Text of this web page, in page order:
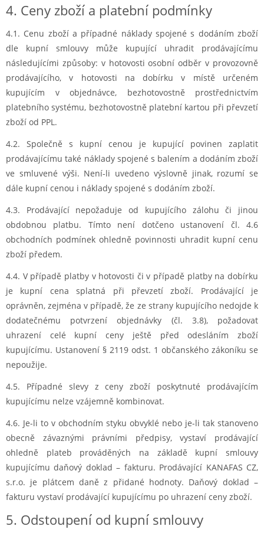
4. Ceny zboží a platební podmínky
4.1. Cenu zboží a případné náklady spojené s dodáním zboží
dle kupní smlouvy může kupující uhradit prodávajícímu
následujícími způsoby: v hotovosti osobní odběr v provozovně
prodávajícího, v hotovosti na dobírku v místě určeném
kupujícím v objednávce, bezhotovostně prostřednictvím
platebního systému, bezhotovostně platební kartou při převzetí
zboží od PPL.
4.2. Společně s kupní cenou je kupující povinen zaplatit
prodávajícímu také náklady spojené s balením a dodáním zboží
ve smluvené výši. Není-li uvedeno výslovně jinak, rozumí se
dále kupní cenou i náklady spojené s dodáním zboží.
4.3. Prodávající nepožaduje od kupujícího zálohu či jinou
obdobnou platbu. Tímto není dotčeno ustanovení čl. 4.6
obchodních podmínek ohledně povinnosti uhradit kupní cenu
zboží předem.
4.4. V případě platby v hotovosti či v případě platby na dobírku
je kupní cena splatná při převzetí zboží. Prodávající je
oprávněn, zejména v případě, že ze strany kupujícího nedojde k
dodatečnému potvrzení objednávky (čl. 3.8), požadovat
uhrazení celé kupní ceny ještě před odesláním zboží
kupujícímu. Ustanovení § 2119 odst. 1 občanského zákoníku se
nepoužije.
4.5. Případné slevy z ceny zboží poskytnuté prodávajícím
kupujícímu nelze vzájemně kombinovat.
4.6. Je-li to v obchodním styku obvyklé nebo je-li tak stanoveno
obecně závaznými právními předpisy, vystaví prodávající
ohledně plateb prováděných na základě kupní smlouvy
kupujícímu daňový doklad – fakturu. Prodávající KANAFAS CZ,
s.r.o. je plátcem daně z přidané hodnoty. Daňový doklad –
fakturu vystaví prodávající kupujícímu po uhrazení ceny zboží.
5. Odstoupení od kupní smlouvy